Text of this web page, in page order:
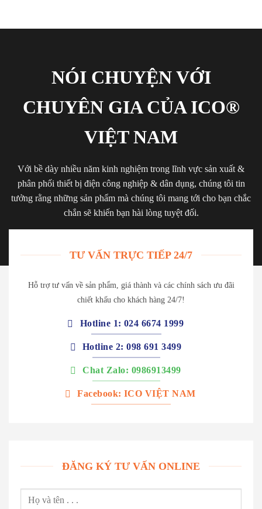
NÓI CHUYỆN VỚI
CHUYÊN GIA CỦA ICO®
VIỆT NAM
Với bề dày nhiều năm kinh nghiệm trong lĩnh vực sản xuất &
phân phối thiết bị điện công nghiệp & dân dụng, chúng tôi tin
tưởng rằng những sản phẩm mà chúng tôi mang tới cho bạn chắc
chắn sẽ khiến bạn hài lòng tuyệt đối.
TƯ VẤN TRỰC TIẾP 24/7
Hỗ trợ tư vấn về sản phẩm, giá thành và các chính sách ưu đãi
chiết khấu cho khách hàng 24/7!
Hotline 1: 024 6674 1999
Hotline 2: 098 691 3499
Chat Zalo: 0986913499
Facebook: ICO VIỆT NAM
ĐĂNG KÝ TƯ VẤN ONLINE